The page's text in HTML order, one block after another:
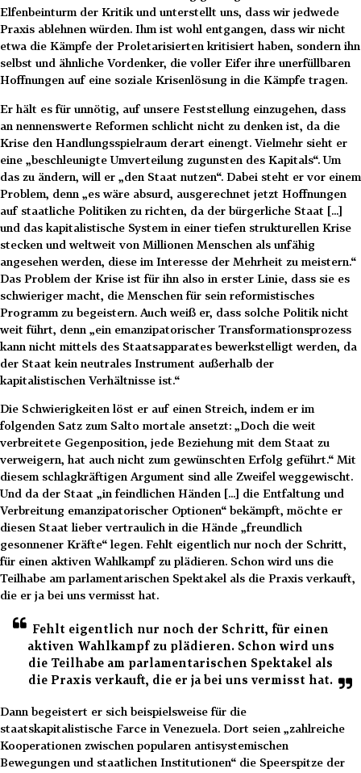
Elfenbeinturm der Kritik und unterstellt uns, dass wir jedwede
Praxis ablehnen würden. Ihm ist wohl entgangen, dass wir nicht
etwa die Kämpfe der Proletarisierten kritisiert haben, sondern ihn
selbst und ähnliche Vordenker, die voller Eifer ihre unerfüllbaren
Hoffnungen auf eine soziale Krisenlösung in die Kämpfe tragen.
Er hält es für unnötig, auf unsere Feststellung einzugehen, dass
an nennenswerte Reformen schlicht nicht zu denken ist, da die
Krise den Handlungsspielraum derart einengt. Vielmehr sieht er
eine „beschleunigte Umverteilung zugunsten des Kapitals“. Um
das zu ändern, will er „den Staat nutzen“. Dabei steht er vor einem
Problem, denn „es wäre absurd, ausgerechnet jetzt Hoffnungen
auf staatliche Politiken zu richten, da der bürgerliche Staat [...]
und das kapitalistische System in einer tiefen strukturellen Krise
stecken und weltweit von Millionen Menschen als unfähig
angesehen werden, diese im Interesse der Mehrheit zu meistern.“
Das Problem der Krise ist für ihn also in erster Linie, dass sie es
schwieriger macht, die Menschen für sein reformistisches
Programm zu begeistern. Auch weiß er, dass solche Politik nicht
weit führt, denn „ein emanzipatorischer Transformationsprozess
kann nicht mittels des Staatsapparates bewerkstelligt werden, da
der Staat kein neutrales Instrument außerhalb der
kapitalistischen Verhältnisse ist.“
Die Schwierigkeiten löst er auf einen Streich, indem er im
folgenden Satz zum Salto mortale ansetzt: „Doch die weit
verbreitete Gegenposition, jede Beziehung mit dem Staat zu
verweigern, hat auch nicht zum gewünschten Erfolg geführt.“ Mit
diesem schlagkräftigen Argument sind alle Zweifel weggewischt.
Und da der Staat „in feindlichen Händen [...] die Entfaltung und
Verbreitung emanzipatorischer Optionen“ bekämpft, möchte er
diesen Staat lieber vertraulich in die Hände „freundlich
gesonnener Kräfte“ legen. Fehlt eigentlich nur noch der Schritt,
für einen aktiven Wahlkampf zu plädieren. Schon wird uns die
Teilhabe am parlamentarischen Spektakel als die Praxis verkauft,
die er ja bei uns vermisst hat.
Fehlt eigentlich nur noch der Schritt, für einen
aktiven Wahlkampf zu plädieren. Schon wird uns
die Teilhabe am parlamentarischen Spektakel als
die Praxis verkauft, die er ja bei uns vermisst hat.
Dann begeistert er sich beispielsweise für die
staatskapitalistische Farce in Venezuela. Dort seien „zahlreiche
Kooperationen zwischen popularen antisystemischen
Bewegungen und staatlichen Institutionen“ die Speerspitze der